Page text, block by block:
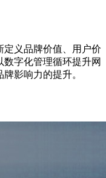
定义品牌价值、用户价
字化管理循环提升网
影响力的提升。